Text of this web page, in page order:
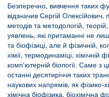
Безперечно, вивчення таких
відзначив Сергій
методів та методологій,
уявлень, які притаманні не
та біофізиці, але й фізичній,
хімії, термодинаміці, хімічній
комп'ютерній біології. Саме з
останні десятиріччя таких
наукових напрямів, як фізико-
хімічна біофізика, біохімічна